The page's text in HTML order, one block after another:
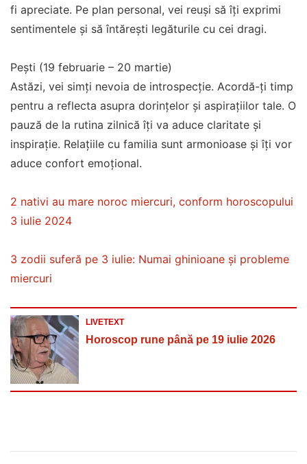
fi apreciate. Pe plan personal, vei reuși să îți exprimi
sentimentele și să întărești legăturile cu cei dragi.
Pești (19 februarie – 20 martie)
Astăzi, vei simți nevoia de introspecție. Acordă-ți timp
pentru a reflecta asupra dorințelor și aspirațiilor tale. O
pauză de la rutina zilnică îți va aduce claritate și
inspirație. Relațiile cu familia sunt armonioase și îți vor
aduce confort emoțional.
2 nativi au mare noroc miercuri, conform horoscopului
3 iulie 2024
3 zodii suferă pe 3 iulie: Numai ghinioane și probleme
miercuri
LIVETEXT
Horoscop rune până pe 19 iulie 2026